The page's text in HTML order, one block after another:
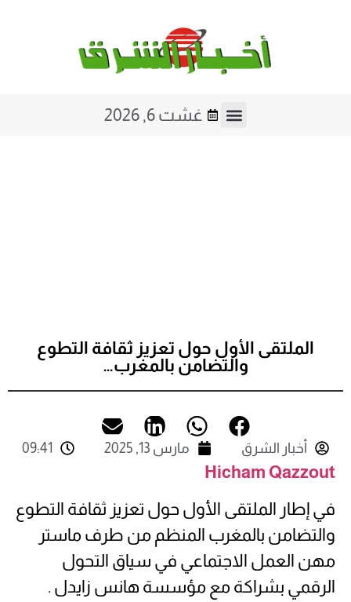
غشت 6, 2026
الملتقى الأول حول تعزيز ثقافة التطوع
والتضامن بالمغرب…
أخبار الشرق مارس 13, 2025 09:41
Hicham Qazzout
في إطار الملتقى الأول حول تعزيز ثقافة التطوع
والتضامن بالمغرب المنظم من طرف ماستر
مهن العمل الاجتماعي في سياق التحول
الرقمي بشراكة مع مؤسسة هانس زايدل .